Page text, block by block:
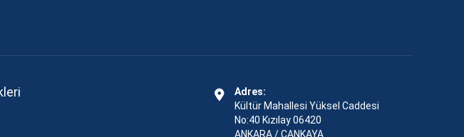
Adres:
Kültür Mahallesi Yüksel Caddesi
No:40 Kızılay 06420
ANKARA / ÇANKAYA